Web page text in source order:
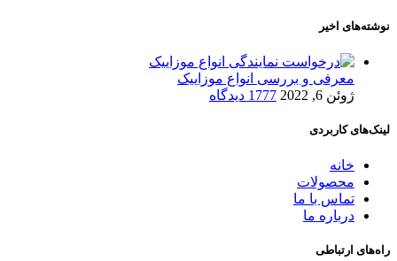
نوشته‌های اخیر
معرفی و بررسی انواع موزاییک
ژوئن 6, 2022
1777 دیدگاه
لینک‌های کاربردی
خانه
محصولات
تماس با ما
درباره ما
راه‌های ارتباطی